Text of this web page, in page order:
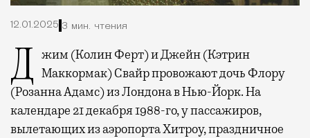
12.01.2025 3 мин. чтения
Джим (Колин Ферт) и Джейн (Кэтрин Маккормак) Свайр провожают дочь Флору
(Розанна Адамс) из Лондона в Нью-Йорк. На
календаре 21 декабря 1988-го, у пассажиров,
вылетающих из аэропорта Хитроу, праздничное